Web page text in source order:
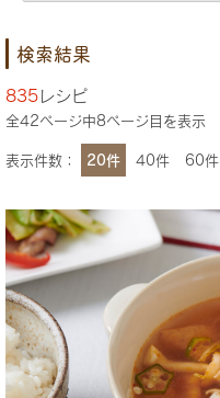
検索結果
835レシピ
全42ページ中8ページ目を表示
表示件数： 20件 40件 60件